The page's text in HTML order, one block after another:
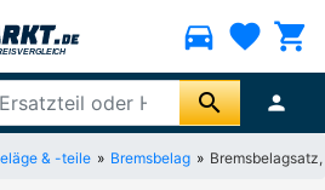
directions_car favorite shopping_cart
search person
& -teile Bremsbelag